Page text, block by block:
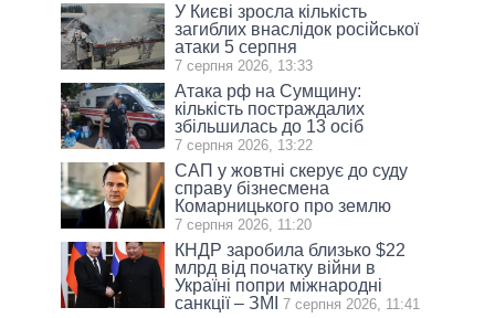
У Києві зросла кількість
загиблих внаслідок російської
атаки 5 серпня
7 серпня 2026, 13:33
Атака рф на Сумщину:
кількість постраждалих
збільшилась до 13 осіб
7 серпня 2026, 13:22
САП у жовтні скерує до суду
справу бізнесмена
Комарницького про землю
7 серпня 2026, 11:20
КНДР заробила близько $22
млрд від початку війни в
Україні попри міжнародні
санкції – ЗМІ
7 серпня 2026, 11:41